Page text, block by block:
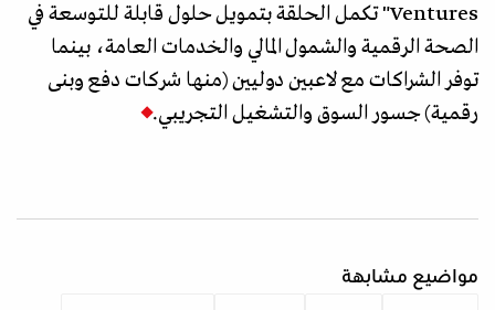
Ventures" تكمل الحلقة بتمويل حلول قابلة للتوسعة في
الصحة الرقمية والشمول المالي والخدمات العامة، بينما
توفر الشراكات مع لاعبين دوليين (منها شركات دفع وبنى
رقمية) جسور السوق والتشغيل التجريبي.
مواضيع مشابهة